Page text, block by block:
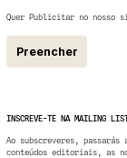
Quer Publicitar no nosso
Preencher
INSCREVE-TE NA MAILING
Ao subscreveres, passarás
conteúdos editoriais, as